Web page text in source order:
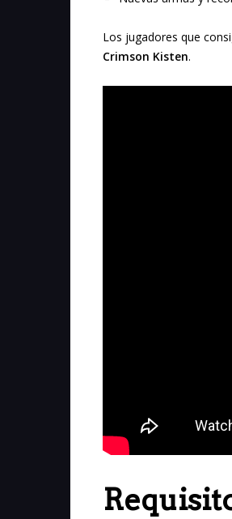
Los jugadores que
Crimson Kisten.